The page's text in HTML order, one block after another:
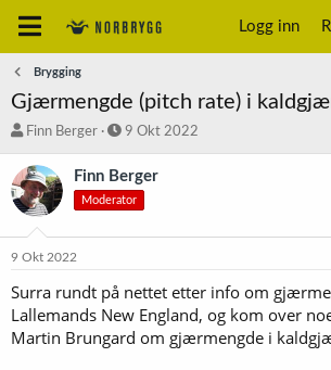
Logg inn
Brygging
Gjærmengde (pitch rate) i
T
å
d
s
t
e
r
Finn Berger
S
a
r
t
o
9 Okt 2022
Finn Berger
Moderator
9 Okt 2022
Surra rundt på nettet etter info om
Lallemands New England, og kom over
Martin Brungard om gjærmengde i